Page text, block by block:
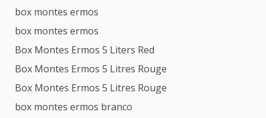
box montes ermos
box montes ermos
Box Montes Ermos 5 Liters Red
Box Montes Ermos 5 Litres Rouge
Box Montes Ermos 5 Litres Rouge
box montes ermos branco